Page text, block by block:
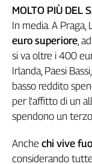
ragione
120
anni
Cgil
Collettiva
Collettiva
Play
Collettiva
Talk
MOLTO PIÙ DEL
In media. A
euro superiore,
si va oltre i 400
Irlanda, Paesi
basso reddito
per l'affitto di un
spendono un
Anche chi vive
considerando